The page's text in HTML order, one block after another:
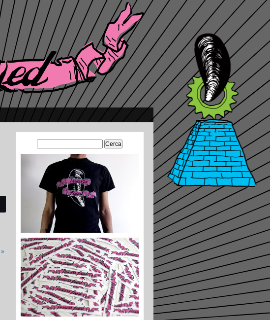
»
Ricerca
per: